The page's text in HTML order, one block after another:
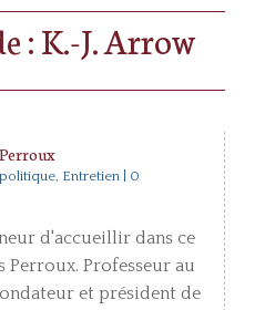
: K.-J. Arrow
, Entretien| 0
d'accueillir dans ce
Perroux. Professeur au
et président de